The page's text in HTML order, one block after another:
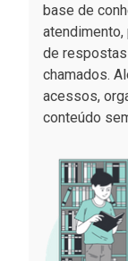
base de
de
chamados.
acessos,
conteúdo